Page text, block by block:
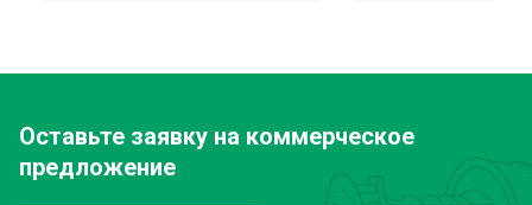
Оставьте заявку на коммерческое
предложение